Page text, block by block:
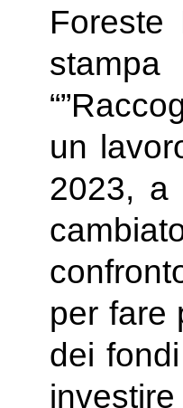
Foreste
un
2023, a
per fare
dei